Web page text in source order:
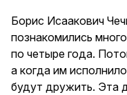
Борис Исаакович
познакомились
по четыре года.
а когда им
будут дружить. Эта